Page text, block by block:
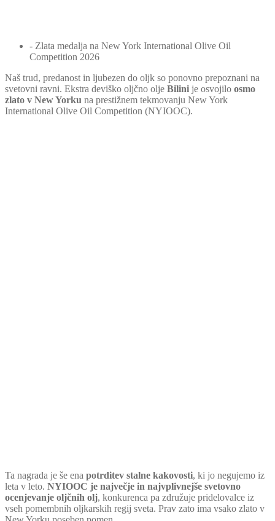
- Zlata medalja na New York International Olive Oil
Competition 2026
Naš trud, predanost in ljubezen do oljk so ponovno prepoznani na
svetovni ravni. Ekstra deviško oljčno olje Bilini je osvojilo osmo
zlato v New Yorku na prestižnem tekmovanju New York
International Olive Oil Competition (NYIOOC).
Ta nagrada je še ena potrditev stalne kakovosti, ki jo negujemo iz
leta v leto. NYIOOC je največje in najvplivnejše svetovno
ocenjevanje oljčnih olj, konkurenca pa združuje pridelovalce iz
vseh pomembnih oljkarskih regij sveta. Prav zato ima vsako zlato v